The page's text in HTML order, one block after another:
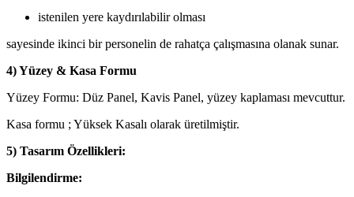
istenilen yere kaydırılabilir olması
sayesinde ikinci bir personelin de rahatça çalışmasına olanak sunar.
4) Yüzey & Kasa Formu
Yüzey Formu: Düz Panel, Kavis Panel, yüzey kaplaması mevcuttur.
Kasa formu ; Yüksek Kasalı olarak üretilmiştir.
5) Tasarım Özellikleri:
Bilgilendirme: